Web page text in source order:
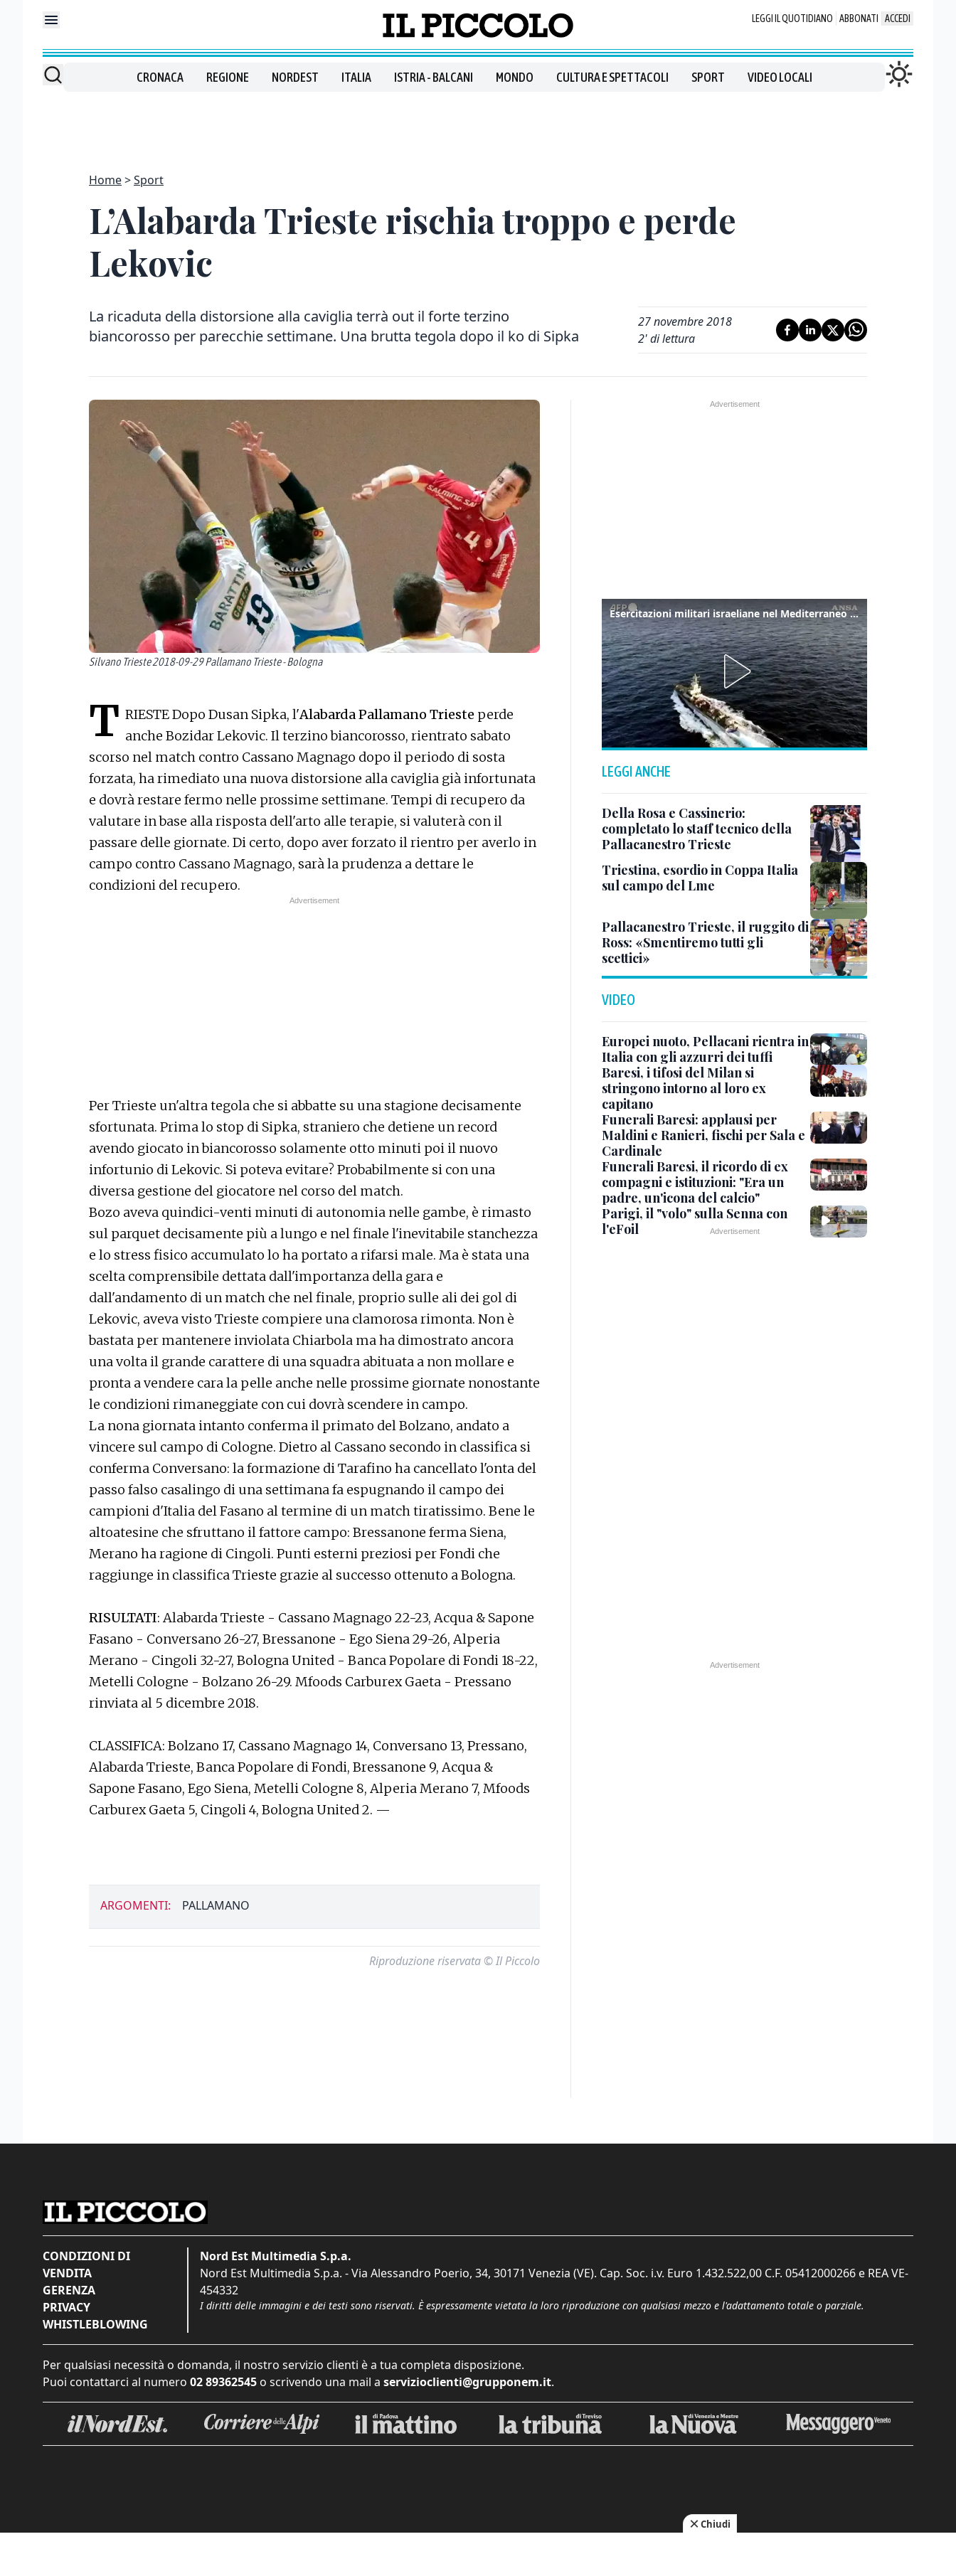
LEGGI IL QUOTIDIANO ABBONATI ACCEDI
CRONACA REGIONE NORDEST ITALIA ISTRIA - BALCANI MONDO CULTURA E SPETTACOLI SPORT VIDEO LOCALI
Home Sport
L’Alabarda Trieste rischia troppo e perde
Lekovic
La ricaduta della distorsione alla caviglia terrà out il forte terzino
biancorosso per parecchie settimane. Una brutta tegola dopo il ko di Sipka
27 novembre 2018
2' di lettura
Silvano Trieste 2018-09-29 Pallamano Trieste - Bologna
T RIESTE Dopo Dusan Sipka, l'Alabarda Pallamano Trieste perde
anche Bozidar Lekovic. Il terzino biancorosso, rientrato sabato
scorso nel match contro Cassano Magnago dopo il periodo di sosta
forzata, ha rimediato una nuova distorsione alla caviglia già infortunata
e dovrà restare fermo nelle prossime settimane. Tempi di recupero da
valutare in base alla risposta dell'arto alle terapie, si valuterà con il
passare delle giornate. Di certo, dopo aver forzato il rientro per averlo in
campo contro Cassano Magnago, sarà la prudenza a dettare le
condizioni del recupero.
Per Trieste un'altra tegola che si abbatte su una stagione decisamente
sfortunata. Prima lo stop di Sipka, straniero che detiene un record
avendo giocato in biancorosso solamente otto minuti poi il nuovo
infortunio di Lekovic. Si poteva evitare? Probabilmente si con una
diversa gestione del giocatore nel corso del match.
Bozo aveva quindici-venti minuti di autonomia nelle gambe, è rimasto
sul parquet decisamente più a lungo e nel finale l'inevitabile stanchezza
e lo stress fisico accumulato lo ha portato a rifarsi male. Ma è stata una
scelta comprensibile dettata dall'importanza della gara e
dall'andamento di un match che nel finale, proprio sulle ali dei gol di
Lekovic, aveva visto Trieste compiere una clamorosa rimonta. Non è
bastata per mantenere inviolata Chiarbola ma ha dimostrato ancora
una volta il grande carattere di una squadra abituata a non mollare e
pronta a vendere cara la pelle anche nelle prossime giornate nonostante
le condizioni rimaneggiate con cui dovrà scendere in campo.
La nona giornata intanto conferma il primato del Bolzano, andato a
vincere sul campo di Cologne. Dietro al Cassano secondo in classifica si
conferma Conversano: la formazione di Tarafino ha cancellato l'onta del
passo falso casalingo di una settimana fa espugnando il campo dei
campioni d'Italia del Fasano al termine di un match tiratissimo. Bene le
altoatesine che sfruttano il fattore campo: Bressanone ferma Siena,
Merano ha ragione di Cingoli. Punti esterni preziosi per Fondi che
raggiunge in classifica Trieste grazie al successo ottenuto a Bologna.
RISULTATI: Alabarda Trieste - Cassano Magnago 22-23, Acqua & Sapone
Fasano - Conversano 26-27, Bressanone - Ego Siena 29-26, Alperia
Merano - Cingoli 32-27, Bologna United - Banca Popolare di Fondi 18-22,
Metelli Cologne - Bolzano 26-29. Mfoods Carburex Gaeta - Pressano
rinviata al 5 dicembre 2018.
CLASSIFICA: Bolzano 17, Cassano Magnago 14, Conversano 13, Pressano,
Alabarda Trieste, Banca Popolare di Fondi, Bressanone 9, Acqua &
Sapone Fasano, Ego Siena, Metelli Cologne 8, Alperia Merano 7, Mfoods
Carburex Gaeta 5, Cingoli 4, Bologna United 2. —
ARGOMENTI: PALLAMANO
Riproduzione riservata © Il Piccolo
Esercitazioni militari israeliane nel Mediterraneo e nel Mar Rosso
LEGGI ANCHE
Della Rosa e Cassinerio:
completato lo staff tecnico della
Pallacanestro Trieste
Triestina, esordio in Coppa Italia
sul campo del Lme
Pallacanestro Trieste, il ruggito di
Ross: «Smentiremo tutti gli
scettici»
VIDEO
Europei nuoto, Pellacani rientra in
Italia con gli azzurri dei tuffi
Baresi, i tifosi del Milan si
stringono intorno al loro ex
capitano
Funerali Baresi: applausi per
Maldini e Ranieri, fischi per Sala e
Cardinale
Funerali Baresi, il ricordo di ex
compagni e istituzioni: "Era un
padre, un'icona del calcio"
Parigi, il "volo" sulla Senna con
l'eFoil
CONDIZIONI DI
VENDITA
GERENZA
PRIVACY
WHISTLEBLOWING
Nord Est Multimedia S.p.a.
Nord Est Multimedia S.p.a. - Via Alessandro Poerio, 34, 30171 Venezia (VE). Cap. Soc. i.v. Euro 1.432.522,00 C.F. 05412000266 e REA VE-
454332
I diritti delle immagini e dei testi sono riservati. È espressamente vietata la loro riproduzione con qualsiasi mezzo e l'adattamento totale o parziale.
Per qualsiasi necessità o domanda, il nostro servizio clienti è a tua completa disposizione.
Puoi contattarci al numero 02 89362545 o scrivendo una mail a servizioclienti@grupponem.it.
Chiudi